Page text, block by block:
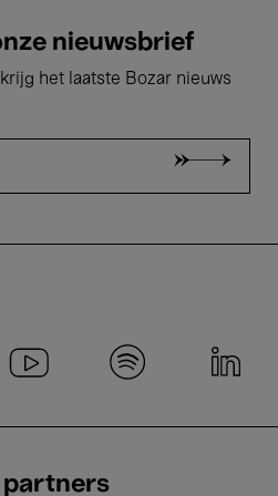
nieuwsbrief
het laatste Bozar nieuws
partners